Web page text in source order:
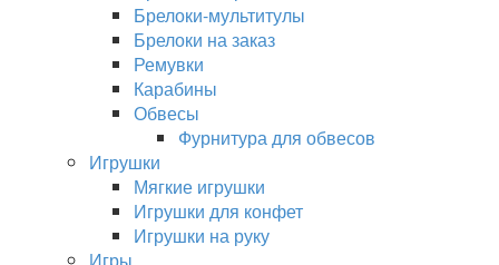
Брелоки-мультитулы
Брелоки на заказ
Ремувки
Карабины
Обвесы
Фурнитура для обвесов
Игрушки
Мягкие игрушки
Игрушки для конфет
Игрушки на руку